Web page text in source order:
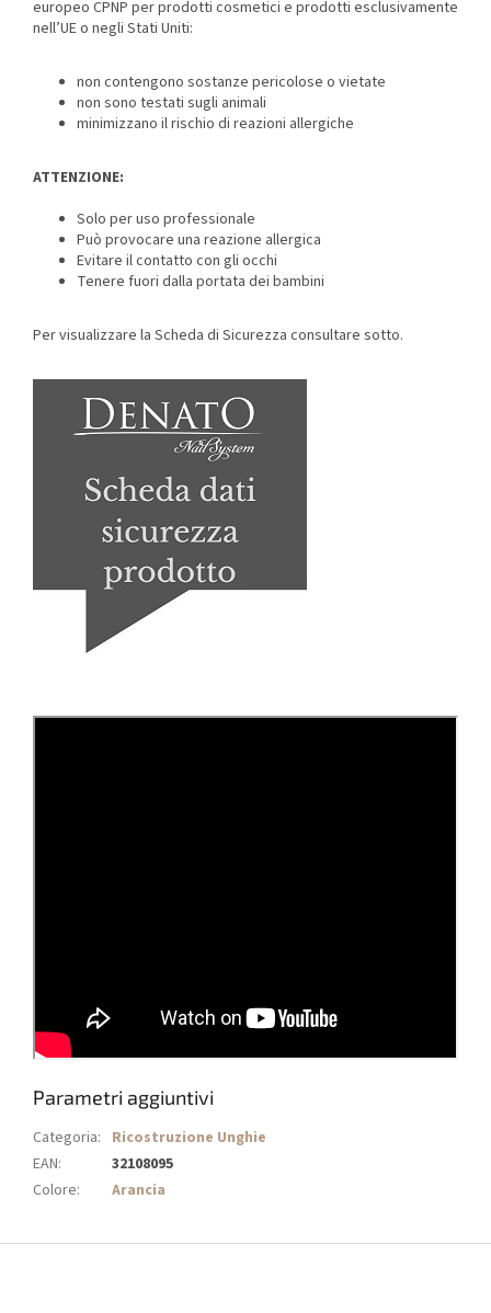
europeo CPNP per prodotti cosmetici e prodotti esclusivamente
nell’UE o negli Stati Uniti:
non contengono sostanze pericolose o vietate
non sono testati sugli animali
minimizzano il rischio di reazioni allergiche
ATTENZIONE:
Solo per uso professionale
Può provocare una reazione allergica
Evitare il contatto con gli occhi
Tenere fuori dalla portata dei bambini
Per visualizzare la Scheda di Sicurezza consultare sotto.
Parametri aggiuntivi
Categoria: Ricostruzione Unghie
EAN:
32108095
Colore: Arancia